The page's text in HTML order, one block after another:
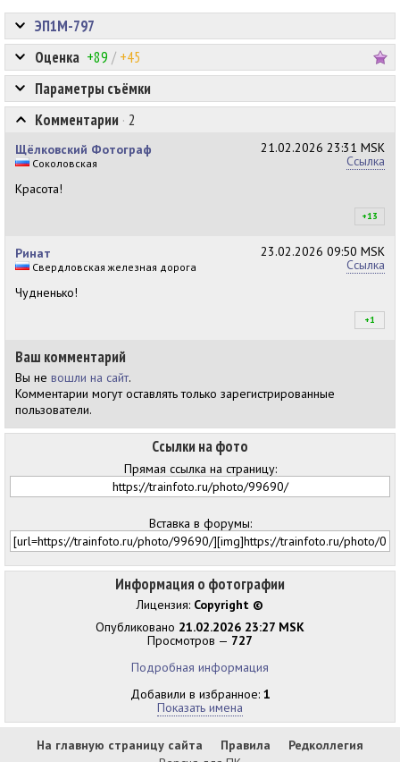
Информация о фотографии
Лицензия: Copyright ©
Опубликовано 21.02.2026 23:27 MSK
Просмотров — 727
Подробная информация
Добавили в избранное: 1
Показать имена
Оценка +89 / +45
Ссылки на фото
Прямая ссылка на страницу:
Вставка в форумы:
ЭП1М-797
Параметры съёмки
Комментарии · 2
21.02.2026 23:31 MSK
Ссылка
Щёлковский Фотограф
Соколовская
Красота!
+13
23.02.2026 09:50 MSK
Ссылка
Ринат
Свердловская железная дорога
Чудненько!
+1
Ваш комментарий
Вы не вошли на сайт.
Комментарии могут оставлять только зарегистрированные
пользователи.
На главную страницу сайта Правила
Редколлегия